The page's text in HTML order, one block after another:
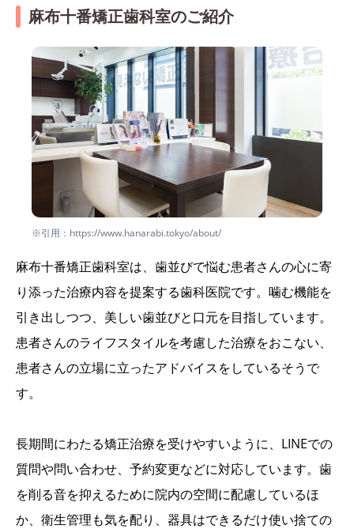
麻布十番矯正歯科室のご紹介
※引用：https://www.hanarabi.tokyo/about/
麻布十番矯正歯科室は、歯並びで悩む患者さんの心に寄
り添った治療内容を提案する歯科医院です。噛む機能を
引き出しつつ、美しい歯並びと口元を目指しています。
患者さんのライフスタイルを考慮した治療をおこない、
患者さんの立場に立ったアドバイスをしているそうで
す。
長期間にわたる矯正治療を受けやすいように、LINEでの
質問や問い合わせ、予約変更などに対応しています。歯
を削る音を抑えるために院内の空間に配慮しているほ
か、衛生管理も気を配り、器具はできるだけ使い捨ての